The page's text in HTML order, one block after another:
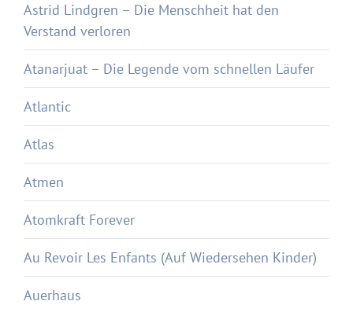
Astrid Lindgren – Die Menschheit hat den
Verstand verloren
Atanarjuat – Die Legende vom schnellen Läufer
Atlantic
Atlas
Atmen
Atomkraft Forever
Au Revoir Les Enfants (Auf Wiedersehen Kinder)
Auerhaus